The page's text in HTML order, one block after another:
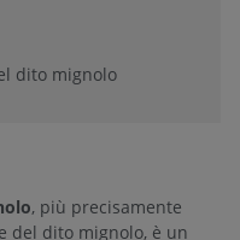
dito mignolo
, più precisamente
del dito mignolo, è un